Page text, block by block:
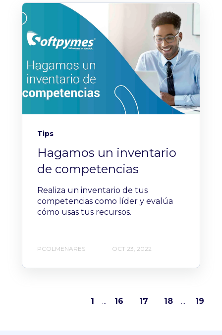
Tips
Hagamos un inventario
de competencias
Realiza un inventario de tus
competencias como líder y evalúa
cómo usas tus recursos.
PCOLMENARES OCT 23, 2022
1 ... 16 17 18 ... 19